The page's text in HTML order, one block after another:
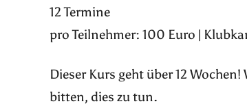
12 Termine
pro Teilnehmer: 100 Euro |
Dieser Kurs geht über 12
bitten, dies zu tun.